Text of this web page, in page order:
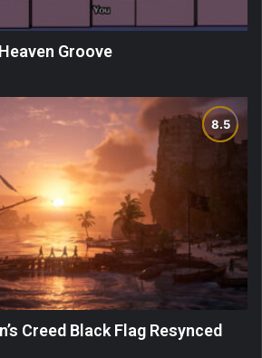
Groove
Creed Black Flag Resynced